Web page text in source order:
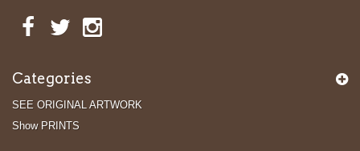
Categories
SEE ORIGINAL ARTWORK
Show PRINTS